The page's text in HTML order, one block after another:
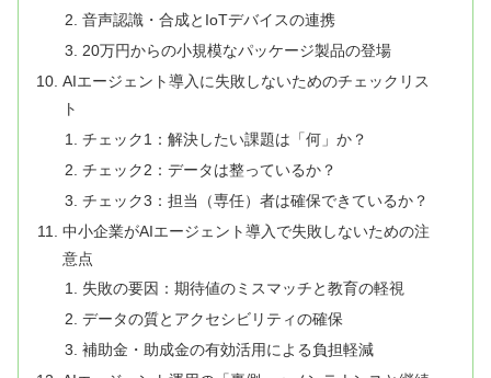
音声認識・合成とIoTデバイスの連携
20万円からの小規模なパッケージ製品の登場
AIエージェント導入に失敗しないためのチェックリス
ト
チェック1：解決したい課題は「何」か？
チェック2：データは整っているか？
チェック3：担当（専任）者は確保できているか？
中小企業がAIエージェント導入で失敗しないための注
意点
失敗の要因：期待値のミスマッチと教育の軽視
データの質とアクセシビリティの確保
補助金・助成金の有効活用による負担軽減